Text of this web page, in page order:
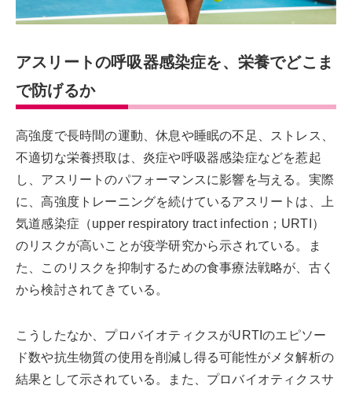
アスリートの呼吸器感染症を、栄養でどこま
で防げるか
高強度で長時間の運動、休息や睡眠の不足、ストレス、
不適切な栄養摂取は、炎症や呼吸器感染症などを惹起
し、アスリートのパフォーマンスに影響を与える。実際
に、高強度トレーニングを続けているアスリートは、上
気道感染症（upper respiratory tract infection；URTI）
のリスクが高いことが疫学研究から示されている。ま
た、このリスクを抑制するための食事療法戦略が、古く
から検討されてきている。
こうしたなか、プロバイオティクスがURTIのエピソー
ド数や抗生物質の使用を削減し得る可能性がメタ解析の
結果として示されている。また、プロバイオティクスサ